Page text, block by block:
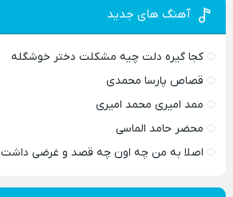
آهنگ های جدید
کجا گیره دلت چیه مشکلت دختر خوشگله
قصاص پارسا محمدی
ممد امیری محمد امیری
محضر حامد الماسی
اصلا به من چه اون چه قصد و غرضی داشت